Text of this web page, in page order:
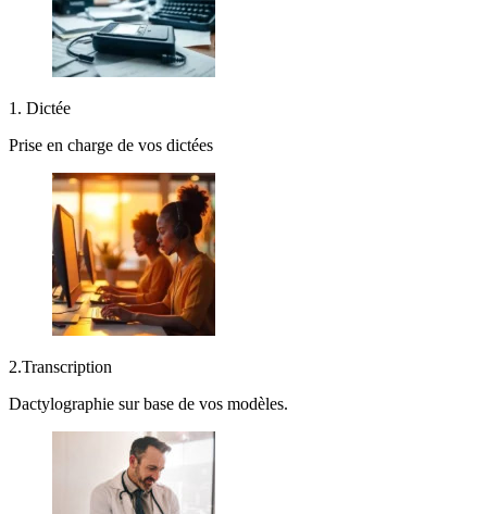
1. Dictée
Prise en charge de vos dictées
2.Transcription
Dactylographie sur base de vos modèles.